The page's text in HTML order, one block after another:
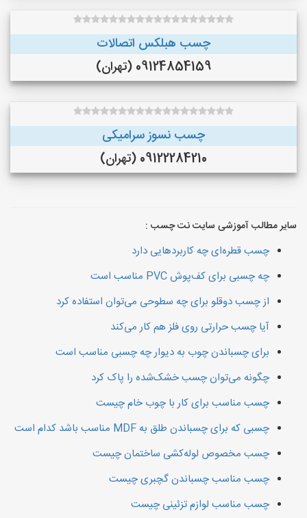
چسب هبلکس اتصالات
09124854159 (تهران)
چسب نسوز سرامیکی
09122284210 (تهران)
سایر مطالب آموزشی سایت نت چسب :
چسب قطره‌ای چه کاربردهایی دارد
چه چسبی برای کف‌پوش PVC مناسب است
از چسب دوقلو برای چه سطوحی می‌توان استفاده کرد
آیا چسب حرارتی روی فلز هم کار می‌کند
برای چسباندن چوب به دیوار چه چسبی مناسب است
چگونه می‌توان چسب خشک‌شده را پاک کرد
چسب مناسب برای کار با چوب خام چیست
چسبی که برای چسباندن طلق به MDF مناسب باشد کدام است
چسب مخصوص لوله‌کشی ساختمان چیست
چسب مناسب چسباندن گچبری چیست
چسب مناسب لوازم تزئینی چیست